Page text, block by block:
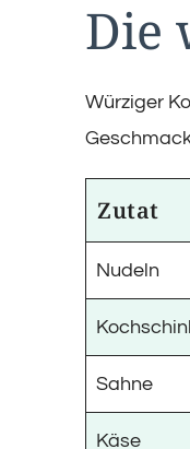
Die
Würziger
Zutat
Nudeln
Sahne
Käse